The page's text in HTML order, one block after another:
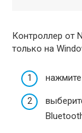
Контроллер от
только на